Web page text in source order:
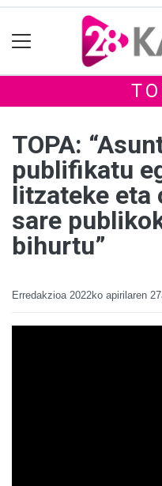
TOPA:
publifikatu
litzateke eta
sare
bihurtu”
Erredakzioa 2022ko apirilaren